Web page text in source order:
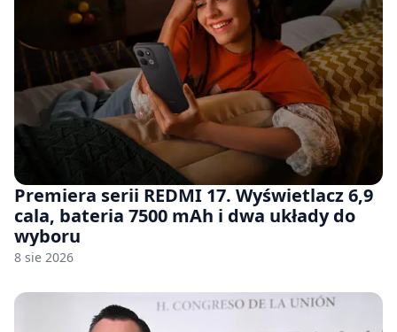
Premiera serii REDMI 17. Wyświetlacz 6,9
cala, bateria 7500 mAh i dwa układy do
wyboru
8 sie 2026